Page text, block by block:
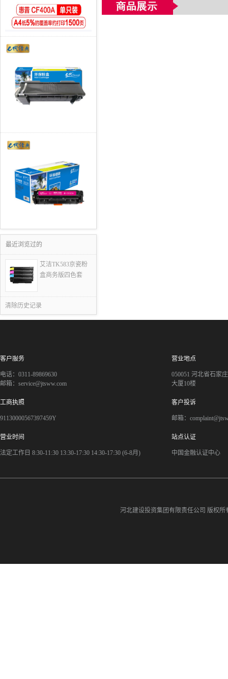
最近浏览过的
艾洁TK583京瓷粉
盒商务版四色套
清除历史记录
客户服务
电话：0311-89869630
邮箱：service@jtsww.com
营业地点
050051 河北省石家
大厦10楼
工商执照
91130000567397459Y
客户投诉
邮箱：
营业时间
法定工作日 8:30-11:30 13:30-17:30 14:30-17:30 (6-8月)
站点认证
中国金融认证中心
河北建设投资集团有限责任公司 版权所